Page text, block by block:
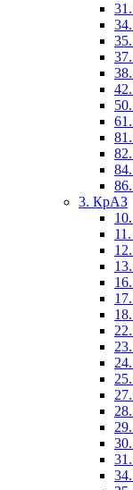
3. КрАЗ